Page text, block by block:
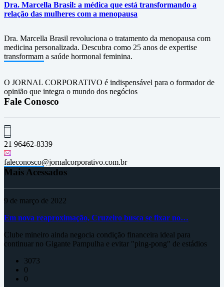
Dra. Marcella Brasil: a médica que está transformando a
relação das mulheres com a menopausa
Dra. Marcella Brasil revoluciona o tratamento da menopausa com
medicina personalizada. Descubra como 25 anos de expertise
transformam a saúde hormonal feminina.
O JORNAL CORPORATIVO é indispensável para o formador de
opinião que integra o mundo dos negócios
Fale Conosco
21 96462-8339
faleconosco@jornalcorporativo.com.br
Mais Acessados
9 de março de 2022
Em nova reaproximação, Cruzeiro busca se fixar no…
Clube mineiro ainda negocia condição financeira ideal para
continuar no Gigante Pampulha e evitar "ping-pong" de estádios
3073
0
0